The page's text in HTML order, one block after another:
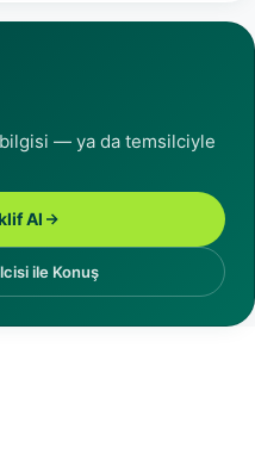
— ya da temsilciyle
Al
ile Konuş